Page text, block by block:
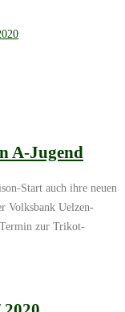
A-Jugend
Start auch ihre neuen
Volksbank Uelzen-
Termin zur Trikot-